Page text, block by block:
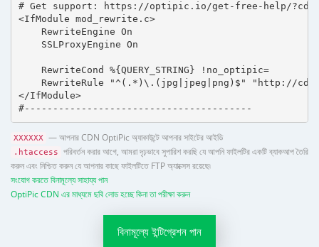
# Get support: https://optipic.io/get-free-help/
<IfModule mod_rewrite.c>
    RewriteEngine On
    SSLProxyEngine On
    RewriteCond %{QUERY_STRING} !no_optipic=
RewriteRule "^(.*)\.(jpg|jpeg|png)$" "http://
</IfModule>
#----------------------------------------
XXXXXX — আপনার CDN OptiPic অ্যাকাউন্টে আপনার সাইটের আইডি
.htaccess
পরিবর্তন করার আগে, আমরা দৃঢ়ভাবে সুপারিশ করছি যে আপনি ফাইলটির একটি ব্যাকআপ তৈরি
করুন এবং নিশ্চিত করুন যে আপনার কাছে ফাইলটিতে FTP অ্যাক্সেস রয়েছে৷
সংযোগ করতে বিনামূল্যে সাহায্য পান
OptiPic CDN এর মাধ্যমে ছবি লোড হচ্ছে কিনা তা পরীক্ষা করুন
বিনামূল্যে ইন্টিগ্রেশন পান